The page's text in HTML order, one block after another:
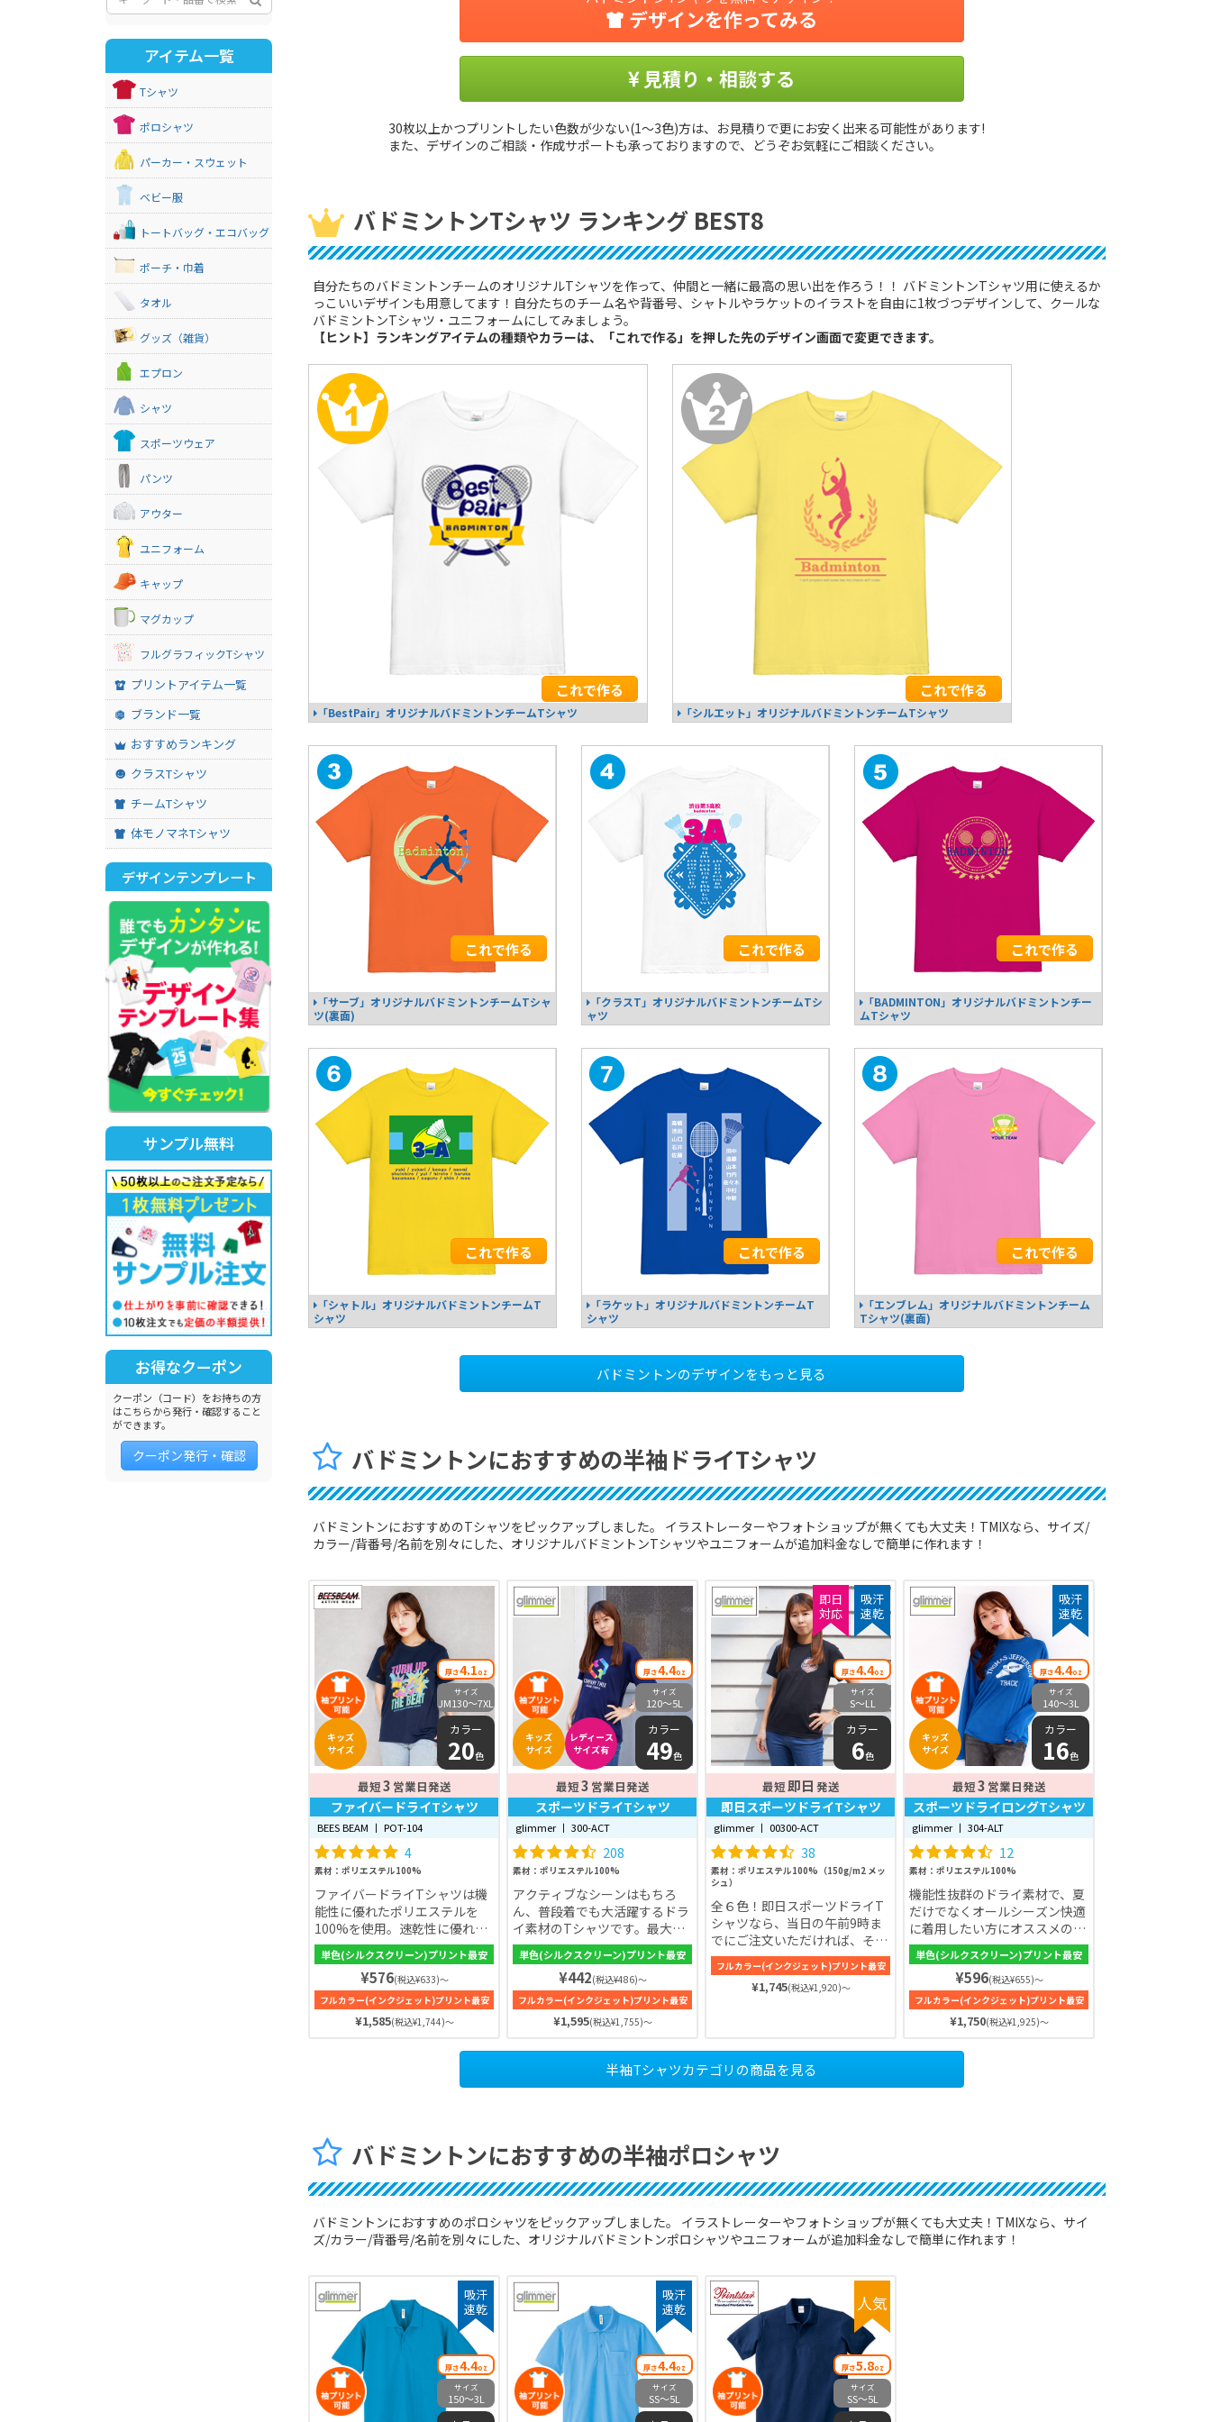
デザインを作ってみる
見積り・相談する
30枚以上かつプリントしたい色数が少ない(1〜3色)方は、お見積りで更にお安く出来る可能性があります!
また、デザインのご相談・作成サポートも承っておりますので、どうぞお気軽にご相談ください。
バドミントンTシャツ ランキング BEST8
自分たちのバドミントンチームのオリジナルTシャツを作って、仲間と一緒に最高の思い出を作ろう！！ バドミントンTシャツ用に使えるか
っこいいデザインも用意してます！自分たちのチーム名や背番号、シャトルやラケットのイラストを自由に1枚づつデザインして、クールな
バドミントンTシャツ・ユニフォームにしてみましょう。
【ヒント】ランキングアイテムの種類やカラーは、「これで作る」を押した先のデザイン画面で変更できます。
これで作る
「BestPair」オリジナルバドミントンチームTシャツ
これで作る
「シルエット」オリジナルバドミントンチームTシャツ
これで作る
「サーブ」オリジナルバドミントンチームTシャ
ツ(裏面)
これで作る
「クラスT」オリジナルバドミントンチームTシ
ャツ
これで作る
「BADMINTON」オリジナルバドミントンチー
ムTシャツ
これで作る
「シャトル」オリジナルバドミントンチームT
シャツ
これで作る
「ラケット」オリジナルバドミントンチームT
シャツ
これで作る
「エンブレム」オリジナルバドミントンチーム
Tシャツ(裏面)
バドミントンのデザインをもっと見る
バドミントンにおすすめの半袖ドライTシャツ
バドミントンにおすすめのTシャツをピックアップしました。 イラストレーターやフォトショップが無くても大丈夫！TMIXなら、サイズ/
カラー/背番号/名前を別々にした、オリジナルバドミントンTシャツやユニフォームが追加料金なしで簡単に作れます！
キッズ
サイズ
厚さ4.1oz
サイズ
JM130〜7XL
カラー
20色
最短3 営業日発送
ファイバードライTシャツ
BEES BEAM 丨 POT-104
4
素材：ポリエステル100%
ファイバードライTシャツは機
能性に優れたポリエステルを
100%を使用。速乾性に優れ、
スポーツなどのアクティブシー
ンはもちろん、日常シーンなど
様々なシーンで活用できる万能
アイテムです。汗をかいても快
適な着心地を得られるでしょう
♪カラー展開は全20色と豊富で
す！サイズは全12展開なので、
合ったサイズが見つかります。
単色(シルクスクリーン)プリント最安
¥576(税込¥633)～
フルカラー(インクジェット)プリント最安
¥1,585(税込¥1,744)～
キッズ
サイズ
レディース
サイズ有
厚さ4.4oz
サイズ
120〜5L
カラー
49色
最短3 営業日発送
スポーツドライTシャツ
glimmer 丨 300-ACT
208
素材：ポリエステル100%
アクティブなシーンはもちろ
ん、普段着でも大活躍するドラ
イ素材のTシャツです。最大の
特徴は、綿とは比べ物にならな
いほど優れた吸汗速乾性能。優
れた吸汗速乾性能がある素材と
言えば、綿ですが、メッシュポ
リエステル100%使用のスポー
ツドライTシャツは綿の2倍以
上（当社比）の速乾性能を持ち
ます。素早く肌から汗を吸収し
乾燥するので常に快適な着心地
単色(シルクスクリーン)プリント最安
¥442(税込¥486)～
フルカラー(インクジェット)プリント最安
¥1,595(税込¥1,755)～
即日
対応
吸汗
速乾
厚さ4.4oz
サイズ
S〜LL
カラー
6色
最短即日 発送
即日スポーツドライTシャツ
glimmer 丨 00300-ACT
38
素材：ポリエステル100%（150g/m2 メッ
シュ）
全６色！即日スポーツドライT
シャツなら、当日の午前9時ま
でにご注文いただければ、その
日のうちに発送！急なイベント
が迫っているときでも安心です
♪ 紫外線カット（UPF30）と、
スポーツに特におすすめ！素早
く肌から汗を吸収し乾燥させる
フルカラー(インクジェット)プリント最安
¥1,745(税込¥1,920)～
吸汗
速乾
キッズ
サイズ
厚さ4.4oz
サイズ
140〜3L
カラー
16色
最短3 営業日発送
スポーツドライロングTシャツ
glimmer 丨 304-ALT
12
素材：ポリエステル100%
機能性抜群のドライ素材で、夏
だけでなくオールシーズン快適
に着用したい方にオススメの一
枚。カラー展開は全16色と豊富
です！生地はポリエステル
100%を使用しており、厚みも
4.4ozと比較的薄めです。機能
性抜群のドライ素材だから、汗
冷えしなければ、いつでも快適
な着心地を得られます。スタン
ポーツ以外の日常着使いにもぴ
単色(シルクスクリーン)プリント最安
¥596(税込¥655)～
フルカラー(インクジェット)プリント最安
¥1,750(税込¥1,925)～
半袖Tシャツカテゴリの商品を見る
バドミントンにおすすめの半袖ポロシャツ
バドミントンにおすすめのポロシャツをピックアップしました。 イラストレーターやフォトショップが無くても大丈夫！TMIXなら、サイ
ズ/カラー/背番号/名前を別々にした、オリジナルバドミントンポロシャツやユニフォームが追加料金なしで簡単に作れます！
吸汗
速乾
厚さ4.4oz
サイズ
150〜3L
吸汗
速乾
厚さ4.4oz
サイズ
SS〜5L
人気
厚さ5.8oz
サイズ
SS〜5L
アイテム一覧
Tシャツ
ポロシャツ
パーカー・スウェット
ベビー服
トートバッグ・エコバッグ
ポーチ・巾着
タオル
グッズ（雑貨）
エプロン
シャツ
スポーツウェア
パンツ
アウター
ユニフォーム
キャップ
マグカップ
フルグラフィックTシャツ
プリントアイテム一覧
ブランド一覧
おすすめランキング
クラスTシャツ
チームTシャツ
体モノマネTシャツ
デザインテンプレート
サンプル無料
お得なクーポン
クーポン（コード）をお持ちの方
はこちらから発行・確認すること
ができます。
クーポン発行・確認